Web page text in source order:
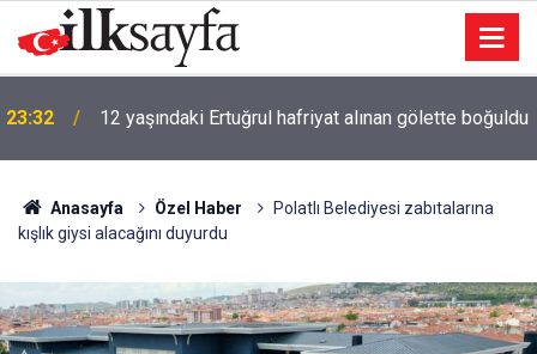
23:32 12 yaşındaki Ertuğrul hafriyat alınan gölette boğuldu
Anasayfa Özel Haber
Polatlı Belediyesi zabıtalarına
kışlık giysi alacağını duyurdu